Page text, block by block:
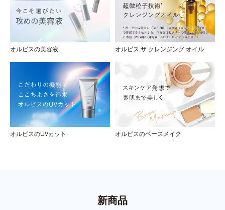
オルビスの美容液 オルビス ザ クレンジング オイル
オルビスのUVカット オルビスのベースメイク
新商品